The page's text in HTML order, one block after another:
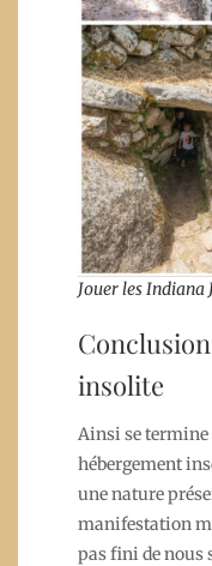
Jouer les Indiana
insolite
Ainsi se termine
hébergement
une nature
manifestation
pas fini de nous